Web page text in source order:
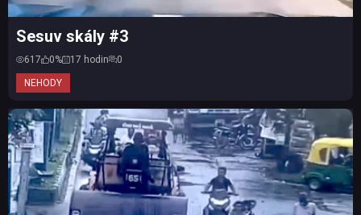
NEHODY
Sesuv skály #3
617 0% 17 hodin 0